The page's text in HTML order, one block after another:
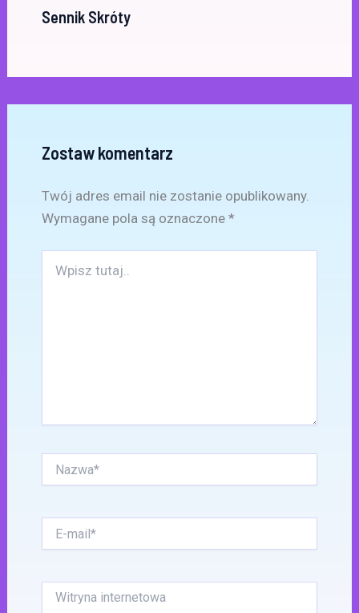
Sennik Skróty
Zostaw komentarz
Twój adres email nie zostanie opublikowany.
Wymagane pola są oznaczone *
tutaj..
mail*
internetowa